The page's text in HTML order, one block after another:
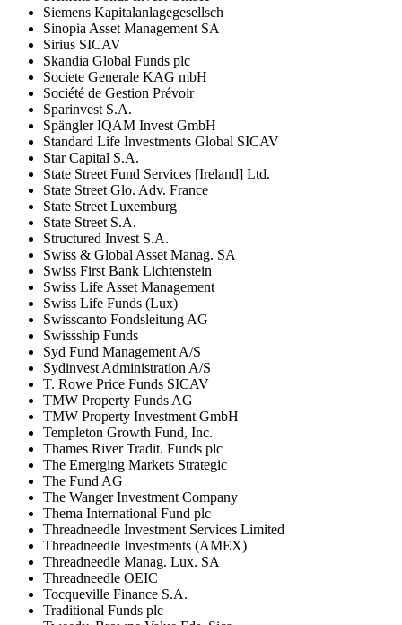
Siemens Kapitalanlagegesellsch
Sinopia Asset Management SA
Sirius SICAV
Skandia Global Funds plc
Societe Generale KAG mbH
Société de Gestion Prévoir
Sparinvest S.A.
Spängler IQAM Invest GmbH
Standard Life Investments Global SICAV
Star Capital S.A.
State Street Fund Services [Ireland] Ltd.
State Street Glo. Adv. France
State Street Luxemburg
State Street S.A.
Structured Invest S.A.
Swiss & Global Asset Manag. SA
Swiss First Bank Lichtenstein
Swiss Life Asset Management
Swiss Life Funds (Lux)
Swisscanto Fondsleitung AG
Swissship Funds
Syd Fund Management A/S
Sydinvest Administration A/S
T. Rowe Price Funds SICAV
TMW Property Funds AG
TMW Property Investment GmbH
Templeton Growth Fund, Inc.
Thames River Tradit. Funds plc
The Emerging Markets Strategic
The Fund AG
The Wanger Investment Company
Thema International Fund plc
Threadneedle Investment Services Limited
Threadneedle Investments (AMEX)
Threadneedle Manag. Lux. SA
Threadneedle OEIC
Tocqueville Finance S.A.
Traditional Funds plc